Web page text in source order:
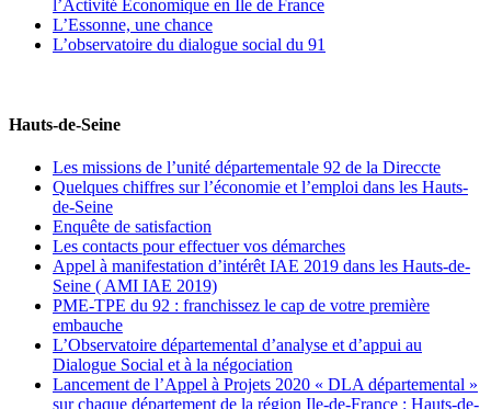
l’Activité Economique en Ile de France
L’Essonne, une chance
L’observatoire du dialogue social du 91
Hauts-de-Seine
Les missions de l’unité départementale 92 de la Direccte
Quelques chiffres sur l’économie et l’emploi dans les Hauts-
de-Seine
Enquête de satisfaction
Les contacts pour effectuer vos démarches
Appel à manifestation d’intérêt IAE 2019 dans les Hauts-de-
Seine ( AMI IAE 2019)
PME-TPE du 92 : franchissez le cap de votre première
embauche
L’Observatoire départemental d’analyse et d’appui au
Dialogue Social et à la négociation
Lancement de l’Appel à Projets 2020 « DLA départemental »
sur chaque département de la région Ile-de-France : Hauts-de-